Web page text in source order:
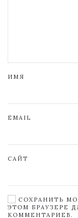
ИМЯ
EMAIL
САЙТ
СОХРАНИТЬ
ЭТОМ БРАУЗЕРЕ
КОММЕНТАРИЕВ.